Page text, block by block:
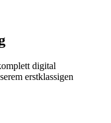
digital
erstklassigen